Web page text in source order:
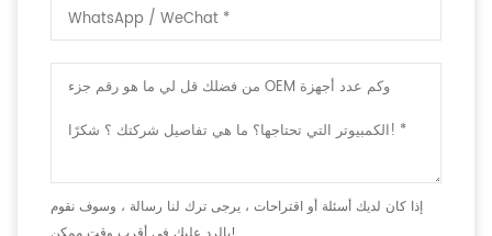
إذا كان لديك أسئلة أو اقتراحات ، يرجى ترك لنا رسالة ، وسوف نقوم